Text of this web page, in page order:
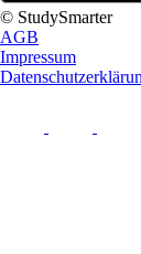
© StudySmarter
AGB
Impressum